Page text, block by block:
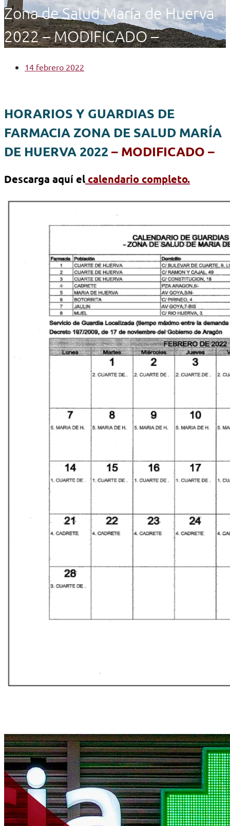
Zona de Salud María de Huerva
2022 – MODIFICADO –
14 febrero 2022
HORARIOS Y GUARDIAS DE
FARMACIA ZONA DE SALUD MARÍA
DE HUERVA 2022 – MODIFICADO –
Descarga aquí el calendario completo.